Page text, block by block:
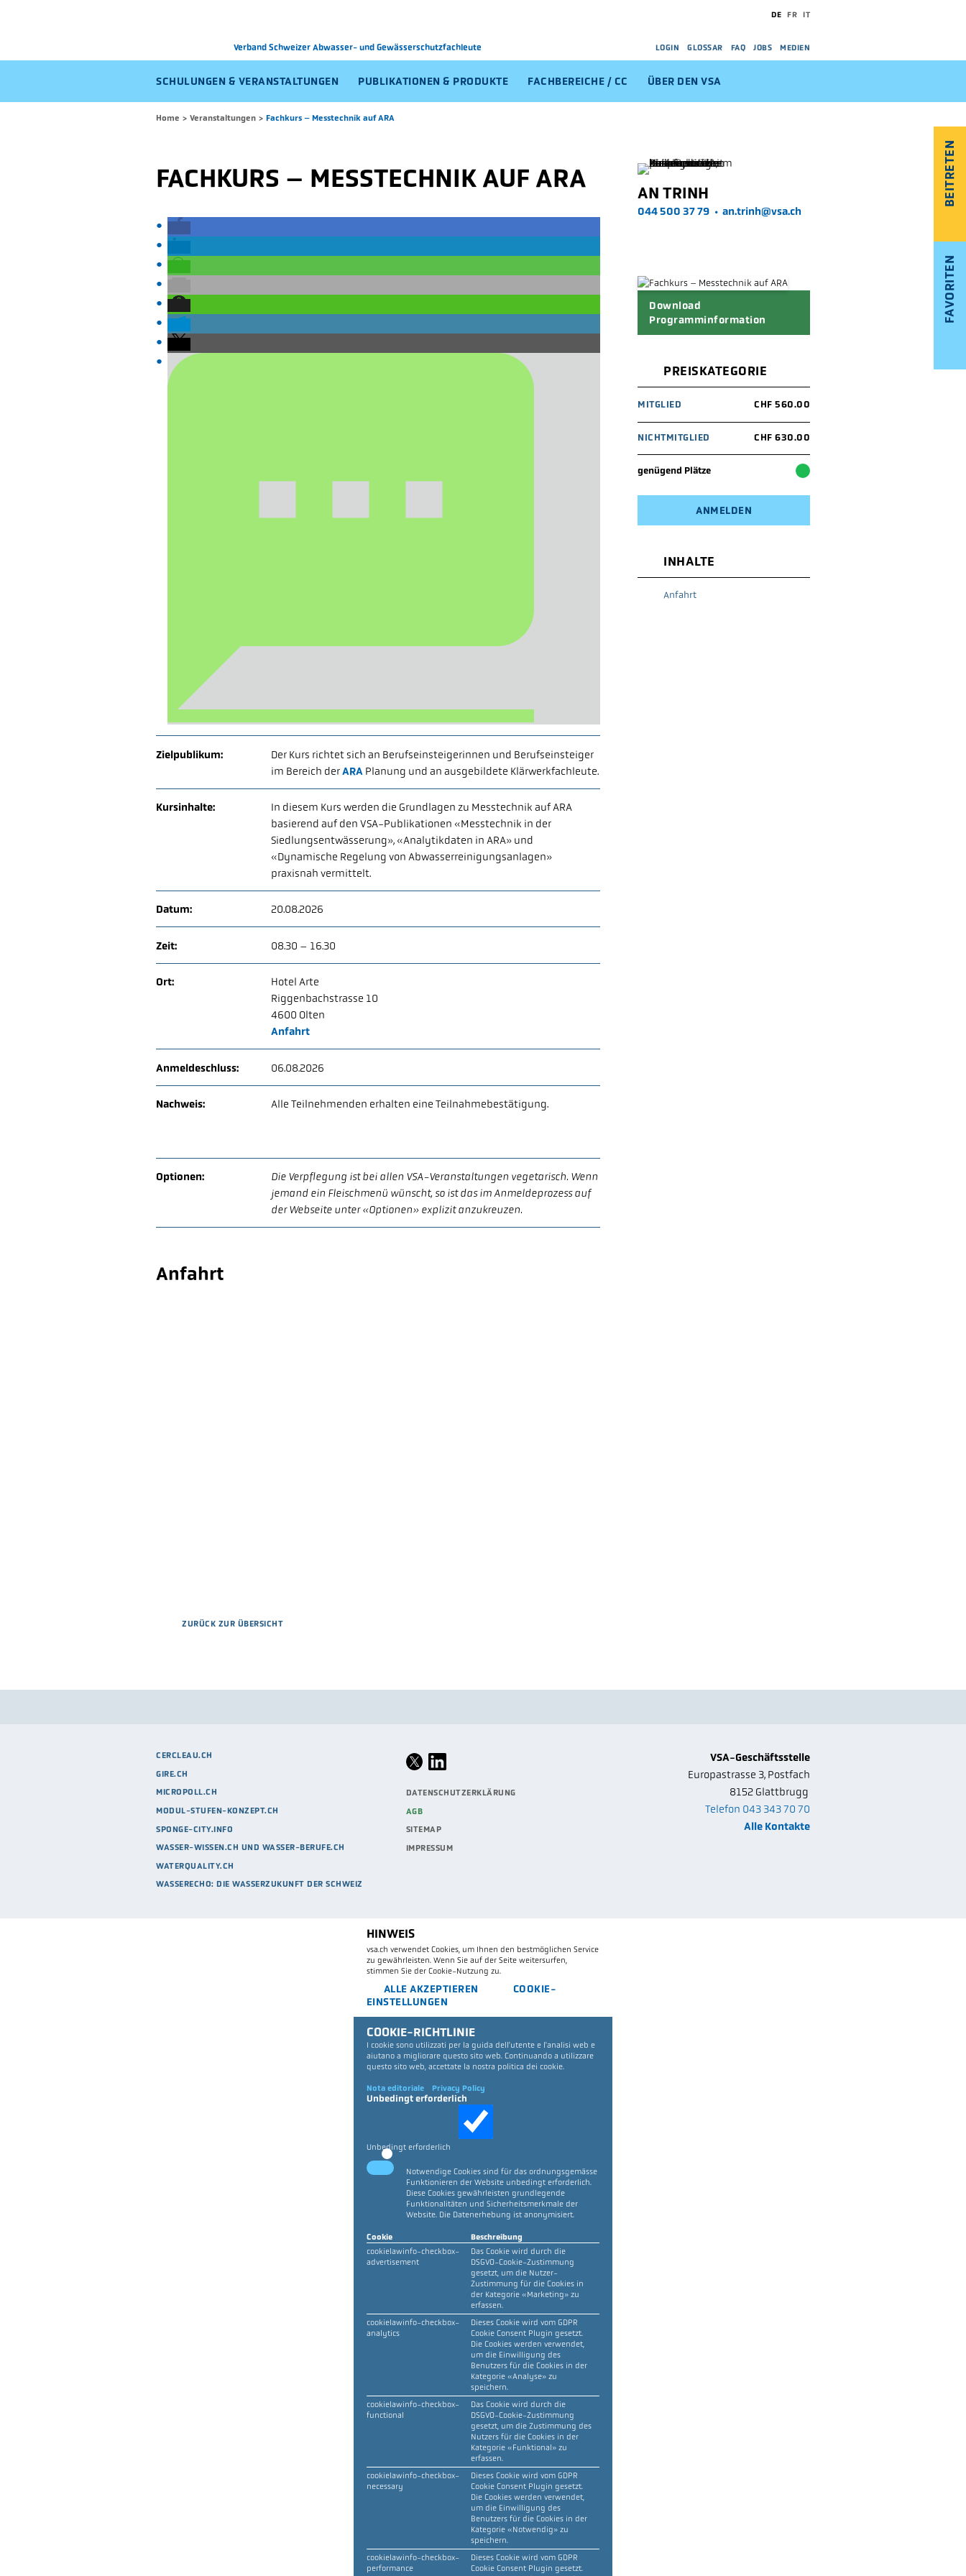
Verband Schweizer Abwasser-und Gewässerschutzfachleute
DE FR IT
LOGIN GLOSSAR FAQ JOBS MEDIEN
SCHULUNGEN & VERANSTALTUNGEN PUBLIKATIONEN & PRODUKTE FACHBEREICHE / CC ÜBER DEN VSA
BEITRETEN
FAVORITEN
Home > Veranstaltungen > Fachkurs – Messtechnik auf ARA
FACHKURS – MESSTECHNIK AUF ARA
Zielpublikum:
Der Kurs richtet sich an Berufseinsteigerinnen und Berufseinsteiger
im Bereich derARA Planung und an ausgebildete Klärwerkfachleute.
Kursinhalte:
In diesem Kurs werden die Grundlagen zu Messtechnik auf ARA
basierend auf den VSA-Publikationen «Messtechnik in der
Siedlungsentwässerung», «Analytikdaten in ARA» und
«Dynamische Regelung von Abwasserreinigungsanlagen»
praxisnah vermittelt.
Datum: 20.08.2026
Zeit: 08.30 – 16.30
Ort:
Hotel Arte
Riggenbachstrasse 10
4600 Olten
Anfahrt
Anmeldeschluss: 06.08.2026
Nachweis: Alle Teilnehmenden erhalten eine Teilnahmebestätigung.
Optionen:
Die Verpflegung ist bei allen VSA-Veranstaltungen vegetarisch. Wenn
jemand ein Fleischmenü wünscht, so ist das im Anmeldeprozess auf
der Webseite unter «Optionen» explizit anzukreuzen.
Anfahrt
ZURÜCK ZUR ÜBERSICHT
AN TRINH
044 500 37 79 • an.trinh@vsa.ch
Download
Programminformation
PREISKATEGORIE
MITGLIED CHF 560.00
NICHTMITGLIED CHF 630.00
genügend Plätze
ANMELDEN
INHALTE
Anfahrt
CERCLEAU.CH
GIRE.CH
MICROPOLL.CH
MODUL-STUFEN-KONZEPT.CH
SPONGE-CITY.INFO
WASSER-WISSEN.CH UND WASSER-BERUFE.CH
WATERQUALITY.CH
WASSERECHO: DIE WASSERZUKUNFT DER SCHWEIZ
DATENSCHUTZERKLÄRUNG
AGB
SITEMAP
IMPRESSUM
VSA-Geschäftsstelle
Europastrasse 3, Postfach
8152 Glattbrugg
Telefon 043 343 70 70
Alle Kontakte
HINWEIS
vsa.ch verwendet Cookies, um Ihnen den bestmöglichen Service
zu gewährleisten. Wenn Sie auf der Seite weitersurfen,
stimmen Sie der Cookie-Nutzung zu.
ALLE AKZEPTIEREN
COOKIE-
EINSTELLUNGEN
COOKIE-RICHTLINIE
I cookie sono utilizzati per la guida dell'utente e l'analisi web e
aiutano a migliorare questo sito web. Continuando a utilizzare
questo sito web, accettate la nostra politica dei cookie.
Nota editoriale Privacy Policy
Unbedingt erforderlich
Unbedingt erforderlich
Notwendige Cookies sind für das ordnungsgemässe
Funktionieren der Website unbedingt erforderlich.
Diese Cookies gewährleisten grundlegende
Funktionalitäten und Sicherheitsmerkmale der
Website. Die Datenerhebung ist anonymisiert.
Cookie
Beschreibung
cookielawinfo-checkbox-
advertisement
Das Cookie wird durch die
DSGVO-Cookie-Zustimmung
gesetzt, um die Nutzer-
Zustimmung für die Cookies in
der Kategorie «Marketing» zu
erfassen.
cookielawinfo-checkbox-
analytics
Dieses Cookie wird vom GDPR
Cookie Consent Plugin gesetzt.
Die Cookies werden verwendet,
um die Einwilligung des
Benutzers für die Cookies in der
Kategorie «Analyse» zu
speichern.
cookielawinfo-checkbox-
functional
Das Cookie wird durch die
DSGVO-Cookie-Zustimmung
gesetzt, um die Zustimmung des
Nutzers für die Cookies in der
Kategorie «Funktional» zu
erfassen.
cookielawinfo-checkbox-
necessary
Dieses Cookie wird vom GDPR
Cookie Consent Plugin gesetzt.
Die Cookies werden verwendet,
um die Einwilligung des
Benutzers für die Cookies in der
Kategorie «Notwendig» zu
speichern.
cookielawinfo-checkbox-
performance
Dieses Cookie wird vom GDPR
Cookie Consent Plugin gesetzt.